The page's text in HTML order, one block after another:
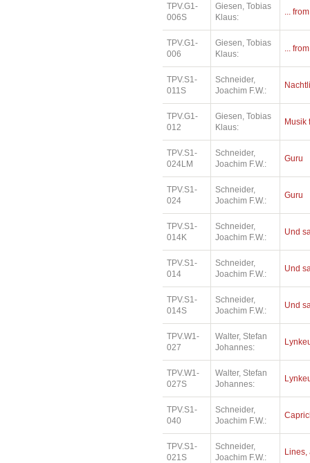
TPV.G1-
006S
Giesen, Tobias
Klaus:
...
TPV.G1-
006
Giesen, Tobias
Klaus:
...
TPV.S1-
011S
Schneider,
Joachim F.W.:
TPV.G1-
012
Giesen, Tobias
Klaus:
Musik
TPV.S1-
024LM
Schneider,
Joachim F.W.:
Guru
TPV.S1-
024
Schneider,
Joachim F.W.:
Guru
TPV.S1-
014K
Schneider,
Joachim F.W.:
Und
TPV.S1-
014
Schneider,
Joachim F.W.:
Und
TPV.S1-
014S
Schneider,
Joachim F.W.:
Und
TPV.W1-
027
Walter, Stefan
Johannes:
TPV.W1-
027S
Walter, Stefan
Johannes:
TPV.S1-
040
Schneider,
Joachim F.W.:
TPV.S1-
021S
Schneider,
Joachim F.W.:
Lines,